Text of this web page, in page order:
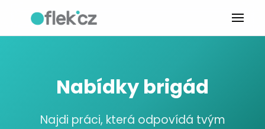
Nabídky brigád
Najdi práci, která odpovídá tvým